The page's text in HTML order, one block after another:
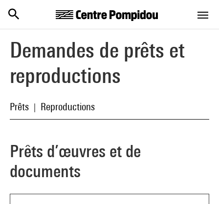
Demandes de prêts et
reproductions
Prêts Reproductions
Prêts d’œuvres et de
documents